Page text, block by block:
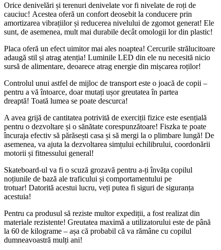
Orice denivelări și terenuri denivelate vor fi nivelate de roți de
cauciuc! Acestea oferă un confort deosebit la conducere prin
amortizarea vibrațiilor și reducerea nivelului de zgomot generat! Ele
sunt, de asemenea, mult mai durabile decât omologii lor din plastic!
Placa oferă un efect uimitor mai ales noaptea! Cercurile strălucitoare
adaugă stil și atrag atenția! Luminile LED din ele nu necesită nicio
sursă de alimentare, deoarece atrag energie din mișcarea roților!
Controlul unui astfel de mijloc de transport este o joacă de copii –
pentru a vă întoarce, doar mutați ușor greutatea în partea
dreaptă! Toată lumea se poate descurca!
A avea grijă de cantitatea potrivită de exerciții fizice este esențială
pentru o dezvoltare și o sănătate corespunzătoare! Fiszka te poate
încuraja efectiv să părăsești casa și să mergi la o plimbare lungă! De
asemenea, va ajuta la dezvoltarea simțului echilibrului, coordonării
motorii și fitnessului general!
Skateboard-ul va fi o scuză grozavă pentru a-ți învăța copilul
noțiunile de bază ale traficului și comportamentului pe
trotuar! Datorită acestui lucru, veți putea fi siguri de siguranța
acestuia!
Pentru ca produsul să reziste multor expediții, a fost realizat din
materiale rezistente! Greutatea maximă a utilizatorului este de până
la 60 de kilograme – așa că probabil că va rămâne cu copilul
dumneavoastră mulți ani!